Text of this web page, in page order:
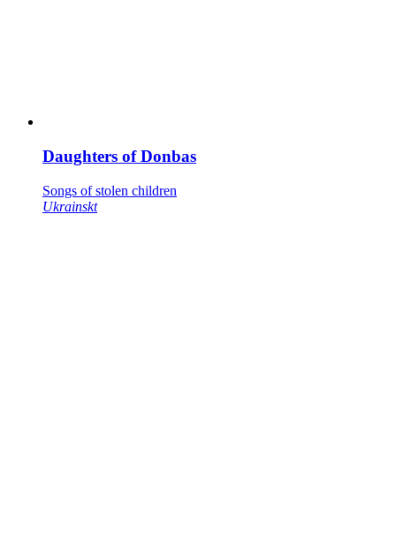
Daughters of Donbas
Songs of stolen children
Ukrainskt